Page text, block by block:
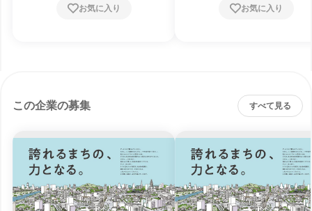
お気に入り お気に入り
この企業の募集 すべて見る